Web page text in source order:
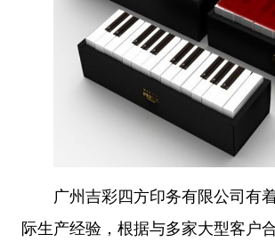
广州吉彩四方印务有限公司有
际生产经验，根据与多家大型客户